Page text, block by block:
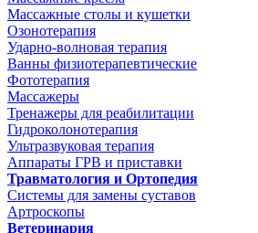
Массажные столы и кушетки
Озонотерапия
Ударно-волновая терапия
Ванны физиотерапевтические
Фототерапия
Массажеры
Тренажеры для реабилитации
Гидроколонотерапия
Ультразвуковая терапия
Аппараты ГРВ и приставки
Травматология и Ортопедия
Системы для замены суставов
Артроскопы
Ветеринария